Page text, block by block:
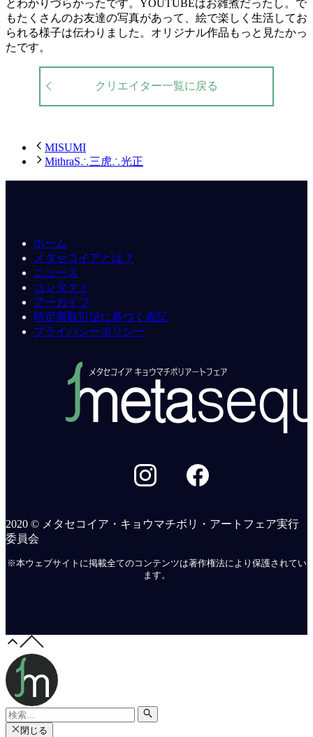
とわかりづらかったです。YOUTUBEはお雑煮だったし。で
もたくさんのお友達の写真があって、絵で楽しく生活してお
られる様子は伝わりました。オリジナル作品もっと見たかっ
たです。
クリエイター一覧に戻る
MISUMI
MithraS∴三虎∴光正
ホーム
メタセコイアとは？
ニュース
コンタクト
アーカイブ
特定商取引法に基づく表記
プライバシーポリシー
2020 © メタセコイア・キョウマチボリ・アートフェア実行
委員会
※本ウェブサイトに掲載全てのコンテンツは著作権法により保護されてい
ます。
閉じる